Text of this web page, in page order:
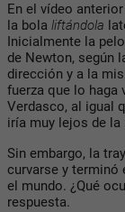
En el vídeo
la bola liftándola
Inicialmente la
de Newton, según
dirección y a la
fuerza que lo haga
Verdasco, al igual
iría muy lejos de la
Sin embargo, la
curvarse y terminó
el mundo. ¿Qué
respuesta.